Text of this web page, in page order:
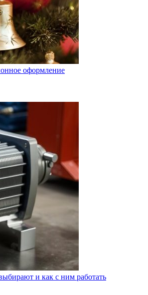
оформление
и как с ним работать